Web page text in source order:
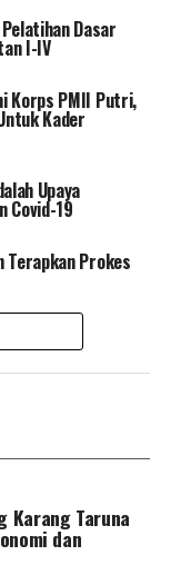
Dasar
I-IV
Korps PMII Putri,
Kader
Upaya
Covid-19
Terapkan Prokes
Karang Taruna
dan